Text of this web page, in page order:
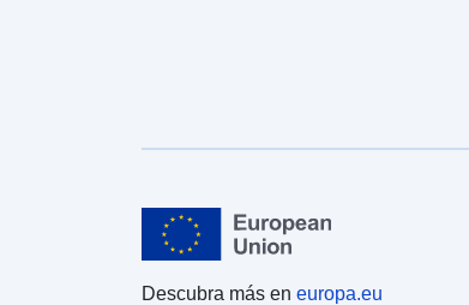
Descubra más en europa.eu